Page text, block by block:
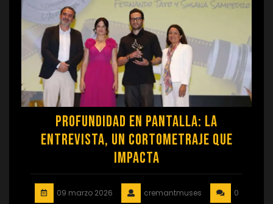
Profundidad en Pantalla: La
Entrevista, un Cortometraje que
Impacta
09 marzo 2026 cremantmuses
0